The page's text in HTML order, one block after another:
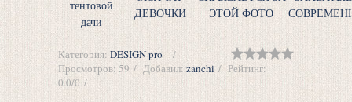
тентовой
дачи
ДЕВОЧКИ
ЭТОЙ ФОТО
Категория: DESIGN pro
Просмотров: 59 Добавил: zanchi Рейтинг:
0.0/0